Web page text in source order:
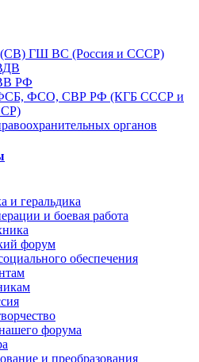
ГШ ВС (Россия и СССР)
РФ
ФСО, СВР РФ (КГБ СССР и
органов
и геральдика
и боевая работа
форум
обеспечения
форума
и преобразования